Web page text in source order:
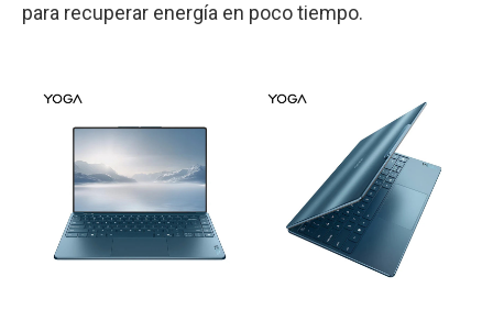
para recuperar energía en poco tiempo.